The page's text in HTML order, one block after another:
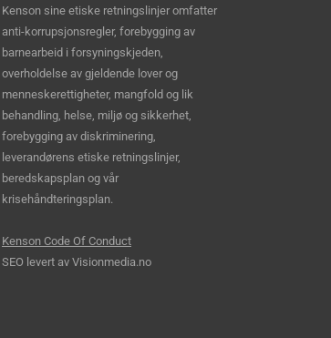
Kenson sine etiske retningslinjer omfatter
anti-korrupsjonsregler, forebygging av
barnearbeid i forsyningskjeden,
overholdelse av gjeldende lover og
menneskerettigheter, mangfold og lik
behandling, helse, miljø og sikkerhet,
forebygging av diskriminering,
leverandørens etiske retningslinjer,
beredskapsplan og vår
krisehåndteringsplan.
Kenson Code Of Conduct
SEO levert av Visionmedia.no